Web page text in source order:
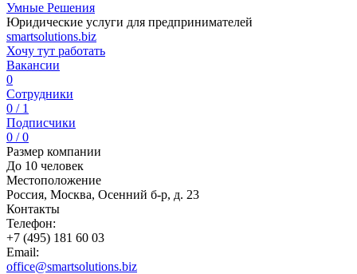
Умные Решения
Юридические услуги для предпринимателей
smartsolutions.biz
Хочу тут работать
Вакансии
0
Сотрудники
0 / 1
Подписчики
0 / 0
Размер компании
До 10 человек
Местоположение
Россия, Москва, Осенний б-р, д. 23
Контакты
Телефон:
+7 (495) 181 60 03
Email:
office@smartsolutions.biz